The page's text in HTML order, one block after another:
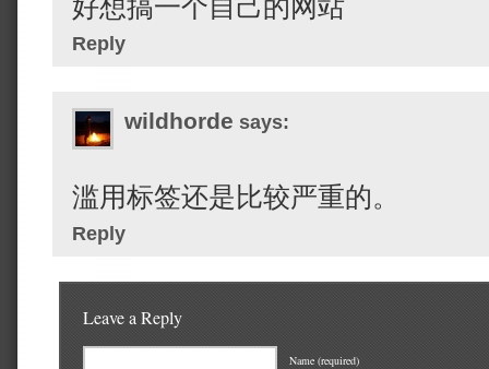
Reply
wildhorde says:
滥用标签还是比较严重的。
Reply
Leave a Reply
Name (required)